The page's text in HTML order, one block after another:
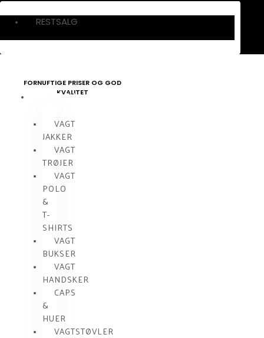
RESTSALG
FORNUFTIGE PRISER OG GOD
KVALITET
VAGTTØJ
VAGT
JAKKER
VAGT
TRØJER
VAGT
POLO
&
T-
SHIRTS
VAGT
BUKSER
VAGT
HANDSKER
CAPS
&
HUER
VAGTSTØVLER